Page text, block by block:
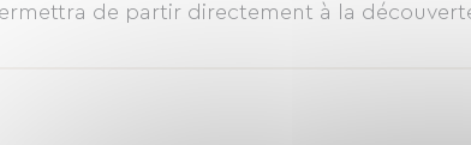
de partir directement à la